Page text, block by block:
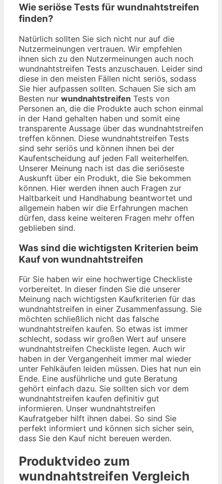
Wie seriöse Tests für wundnahtstreifen
finden?
Natürlich sollten Sie sich nicht nur auf die
Nutzermeinungen vertrauen. Wir empfehlen
ihnen sich zu den Nutzermeinungen auch noch
wundnahtstreifen Tests anzuschauen. Leider sind
diese in den meisten Fällen nicht seriös, sodass
Sie hier aufpassen sollten. Schauen Sie sich am
Besten nur wundnahtstreifen Tests von
Personen an, die die Produkte auch schon einmal
in der Hand gehalten haben und somit eine
transparente Aussage über das wundnahtstreifen
treffen können. Diese wundnahtstreifen Tests
sind sehr seriös und können ihnen bei der
Kaufentscheidung auf jeden Fall weiterhelfen.
Unserer Meinung nach ist das die seriöseste
Auskunft über ein Produkt, die Sie bekommen
können. Hier werden ihnen auch Fragen zur
Haltbarkeit und Handhabung beantwortet und
allgemein haben wir die Erfahrungen machen
dürfen, dass keine weiteren Fragen mehr offen
geblieben sind.
Was sind die wichtigsten Kriterien beim
Kauf von wundnahtstreifen
Für Sie haben wir eine hochwertige Checkliste
vorbereitet. In dieser finden Sie die unserer
Meinung nach wichtigsten Kaufkriterien für das
wundnahtstreifen in einer Zusammenfassung. Sie
möchten schließlich nicht das falsche
wundnahtstreifen kaufen. So etwas ist immer
schlecht, sodass wir großen Wert auf unsere
wundnahtstreifen Checkliste legen. Auch wir
haben in der Vergangenheit immer mal wieder
unter Fehlkäufen leiden müssen. Dies hat nun ein
Ende. Eine ausführliche und gute Beratung
gehört einfach dazu. Sie sollten sich vor dem
wundnahtstreifen kaufen definitiv gut
informieren. Unser wundnahtstreifen
Kaufratgeber hilft ihnen dabei. So sind Sie
perfekt informiert und können sich sicher sein,
dass Sie den Kauf nicht bereuen werden.
Produktvideo zum
wundnahtstreifen Vergleich